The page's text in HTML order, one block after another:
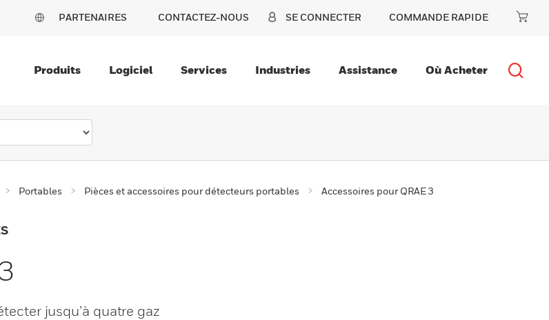
PARTENAIRES CONTACTEZ-NOUS SE CONNECTER COMMANDE RAPIDE
Produits Logiciel Services Industries Assistance Où Acheter
Portables Pièces et accessoires pour détecteurs portables Accessoires pour QRAE 3
jusqu’à quatre gaz